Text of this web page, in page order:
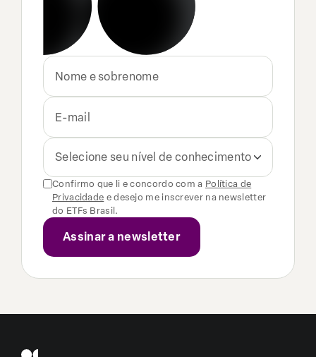
Selecione seu nível de conhecimento
Confirmo que li e concordo com a Política de
Privacidade e desejo me inscrever na newsletter
do ETFs Brasil.